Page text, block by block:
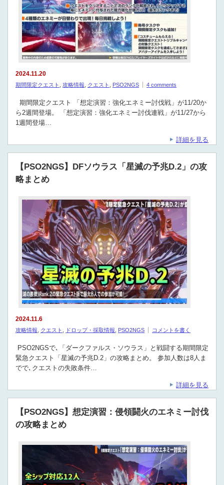
2024.11.20
期間限定クエスト 攻略情報 クエスト PSO2NGS 4 comments
期間限定クエスト 「想定演習：強化エネミー討伐戦」が11/20か
ら2週間登場。 「想定演習：強化エネミー討伐連戦」が11/27から
1週間登場…
詳細を見る
【PSO2NGS】DFソウラス「星滅の予兆D.2」の攻
略まとめ
2024.11.6
攻略情報 クエスト ドロップ・採取情報 PSO2NGS コメントを書く
PSO2NGSで､「ダークファルス・ソウラス」と戦闘する期間限定
緊急クエスト「星滅の予兆D.2」の攻略まとめ。 参加人数は8人ま
でで､クエストの失敗条件…
詳細を見る
【PSO2NGS】想定演習：侵領闘火のエネミー討伐
の攻略まとめ